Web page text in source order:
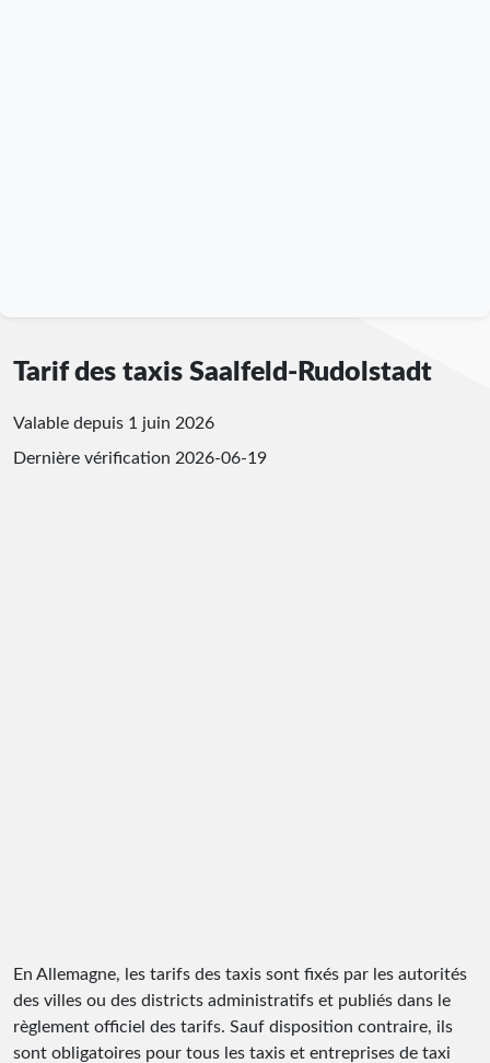
Tarif des taxis Saalfeld-Rudolstadt
Valable depuis 1 juin 2026
Dernière vérification 2026-06-19
En Allemagne, les tarifs des taxis sont fixés par les autorités
des villes ou des districts administratifs et publiés dans le
règlement officiel des tarifs. Sauf disposition contraire, ils
sont obligatoires pour tous les taxis et entreprises de taxi